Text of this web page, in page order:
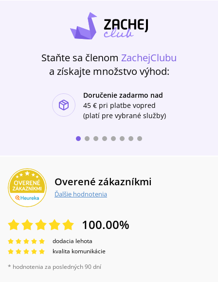
práce forenzního patologa? Seriály jako CSI:
Kriminálka Las Vegas ukazují pouze
přijatelnější tvář. Skutečnost je přitom taková,
že patří k fyzicky a psychicky nejnáročnějším
televize a realita jedno – těla nikdy nelžou. A
kdo jim umí naslouchat, tomu odhalí
pravdu.Judy Melinek naslouchá mrtvým velice
mimořádně čtivém příběhu soudní lékařky,
která svůj život dělí mezi manžela, malého
syna a mrtvé v chladících boxech, vám
představí forenzní patologii bez příkras a bez
Staňte sa členom ZachejClubu
a získajte množstvo výhod:
Doručenie zadarmo nad
45 € pri platbe vopred
(platí pre vybrané služby)
Overené zákazníkmi
Ďalšie hodnotenia
100.00%
dodacia lehota
kvalita komunikácie
* hodnotenia za posledných 90 dní